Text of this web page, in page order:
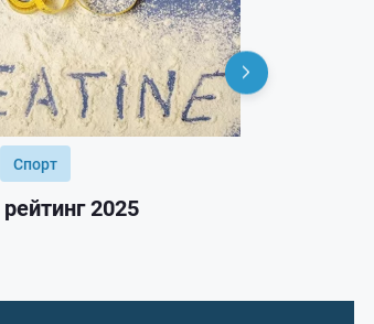
Спорт
2025